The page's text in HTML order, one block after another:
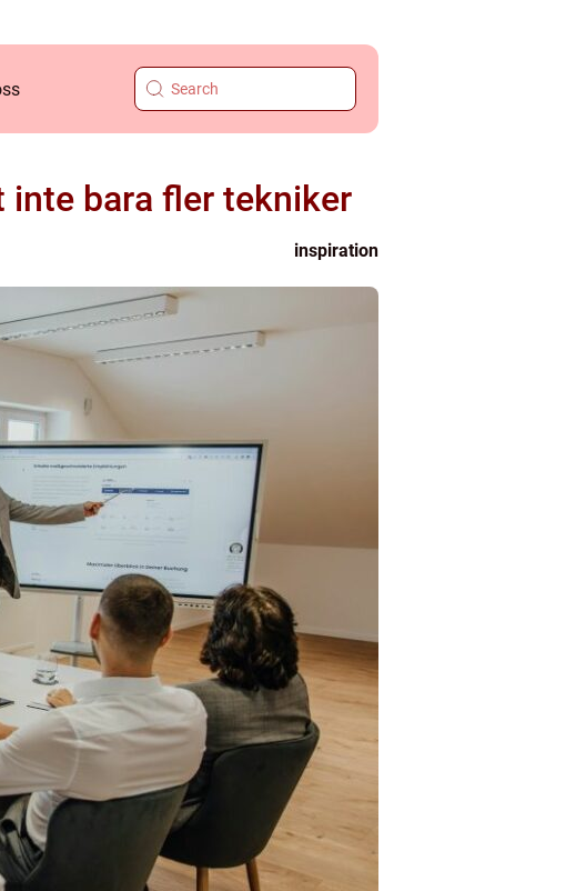
bara fler tekniker
inspiration